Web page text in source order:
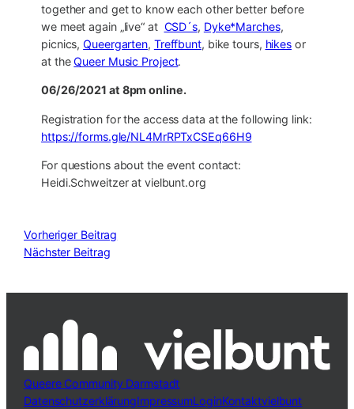
together and get to know each other better before
we meet again „live“ at CSD´s, Dyke*Marches,
picnics,Queergarten, Treffbunt, bike tours, hikes or
at theQueer Music Project.
06/26/2021 at 8pm online.
Registration for the access data at the following link:
https://forms.gle/NL4MrRPTxCSEq66H9
For questions about the event contact:
Heidi.Schweitzer at vielbunt.org
Vorheriger Beitrag
Nächster Beitrag
Queere Community Darmstadt
DatenschutzerklärungImpressumLoginKontaktvielbunt